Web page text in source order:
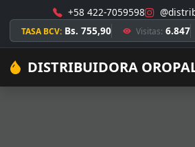
+58 422-7059598
TASA BCV: Bs. 755,90 Visitas: 6.847
DISTRIBUIDORA